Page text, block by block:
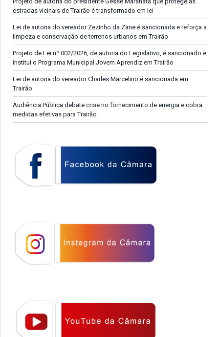
estradas vicinais de Trairão é transformado em lei
Lei de autoria do vereador Zezinho da Zane é sancionada e reforça a
limpeza e conservação de terrenos urbanos em Trairão
Projeto de Lei nº 002/2026, de autoria do Legislativo, é sancionado e
institui o Programa Municipal Jovem Aprendiz em Trairão
Lei de autoria do vereador Charles Marcelino é sancionada em
Trairão
Audiência Pública debate crise no fornecimento de energia e cobra
medidas efetivas para Trairão